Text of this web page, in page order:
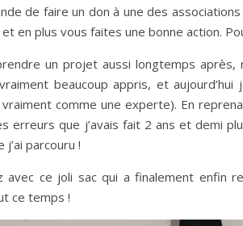
de faire un don à une des
en plus vous faites une bonne action.
un projet aussi longtemps
beaucoup appris, et
comme une experte). En
erreurs que j’avais fait 2 ans et demi
parcouru !
avec ce joli sac qui a finalement enfin
ce temps !